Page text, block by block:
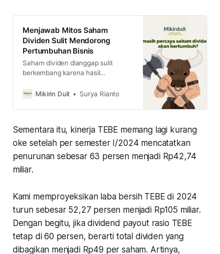
Menjawab Mitos Saham
Dividen Sulit Mendorong
Pertumbuhan Bisnis
Saham dividen dianggap sulit
berkembang karena hasil
pemegang saham. Tapi apakah
lengkapnya di sini
Mikirin Duit Surya Rianto
Sementara itu, kinerja TEBE memang lagi kurang
oke setelah per semester I/2024 mencatatkan
penurunan sebesar 63 persen menjadi Rp42,74
miliar.
Kami memproyeksikan laba bersih TEBE di 2024
turun sebesar 52,27 persen menjadi Rp105 miliar.
Dengan begitu, jika dividend payout rasio TEBE
tetap di 60 persen, berarti total dividen yang
dibagikan menjadi Rp49 per saham. Artinya,